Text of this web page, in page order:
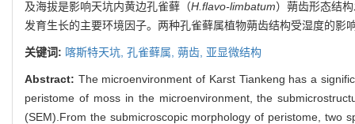
及海拔是影响天坑内黄边孔雀藓（H.flavo-limbatum）蒴齿形态结
发育生长的主要环境因子。两种孔雀藓属植物蒴齿结构受湿度的
关键词: 喀斯特天坑, 孔雀藓属, 蒴齿, 亚显微结构
Abstract: The microenvironment of Karst Tiankeng has a
peristome of moss in the microenvironment, the
(SEM).From the submicroscopic morphology of peristome, two